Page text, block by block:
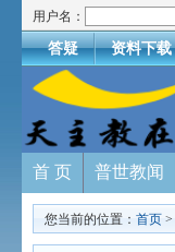
用户名：
答疑 资料下载
首 页 普世教闻
您当前的位置： 首页 >